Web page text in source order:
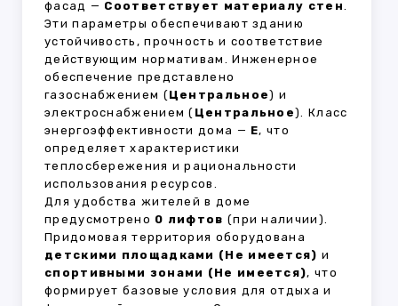
фасад — Соответствует материалу стен.
Эти параметры обеспечивают зданию
устойчивость, прочность и соответствие
действующим нормативам. Инженерное
обеспечение представлено
газоснабжением (Центральное) и
электроснабжением ( Центральное). Класс
энергоэффективности дома — E, что
определяет характеристики
теплосбережения и рациональности
использования ресурсов.
Для удобства жителей в доме
предусмотрено 0 лифтов (при наличии).
Придомовая территория оборудована
детскими площадками (Не имеется) и
спортивными зонами (Не имеется), что
формирует базовые условия для отдыха и